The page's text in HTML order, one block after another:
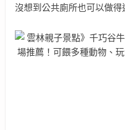
沒想到公共廁所也可以做得